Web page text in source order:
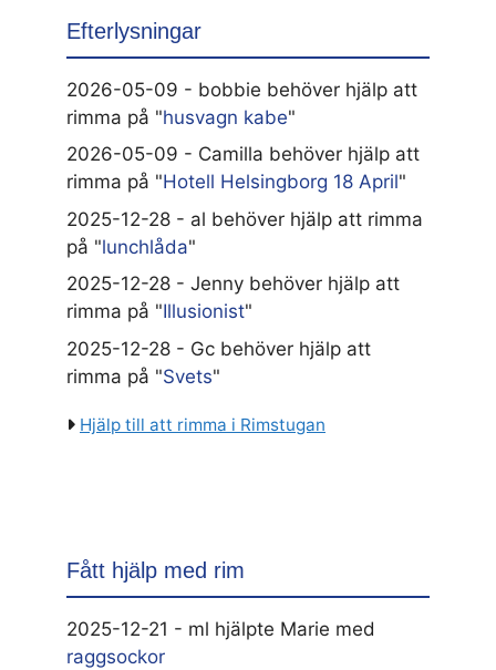
Efterlysningar
2026-05-09 - bobbie behöver hjälp att
rimma på "husvagn kabe"
2026-05-09 - Camilla behöver hjälp att
rimma på "Hotell Helsingborg 18 April"
2025-12-28 - al behöver hjälp att rimma
på "lunchlåda"
2025-12-28 - Jenny behöver hjälp att
rimma på "Illusionist"
2025-12-28 - Gc behöver hjälp att
rimma på "Svets"
Hjälp till att rimma i Rimstugan
Fått hjälp med rim
2025-12-21 - ml hjälpte Marie med
raggsockor